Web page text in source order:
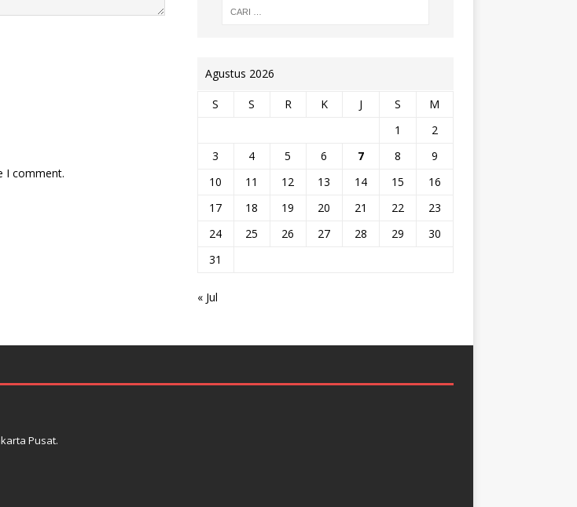
I comment.
Agustus 2026
S S R K J S
M
1
2
3
4 5 6 7 8
9
10
11 12 13 14 15
16
17
18 19 20 21 22
23
24
25 26 27 28 29
30
31
« Jul
Pusat.